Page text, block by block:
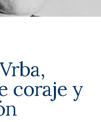
coraje y